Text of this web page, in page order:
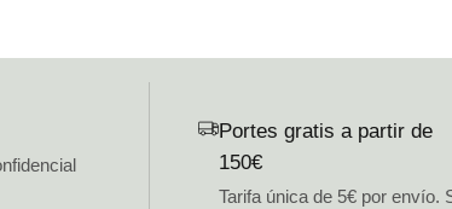
Portes gratis a partir de
150€
Tarifa única de 5€ por envío.